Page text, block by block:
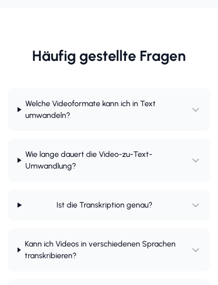
Häufig gestellte Fragen
Welche Videoformate kann ich in Text
umwandeln?
Wie lange dauert die Video-zu-Text-
Umwandlung?
Ist die Transkription genau?
Kann ich Videos in verschiedenen Sprachen
transkribieren?